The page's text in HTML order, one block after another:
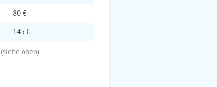
80 €
145 €
(siehe oben)